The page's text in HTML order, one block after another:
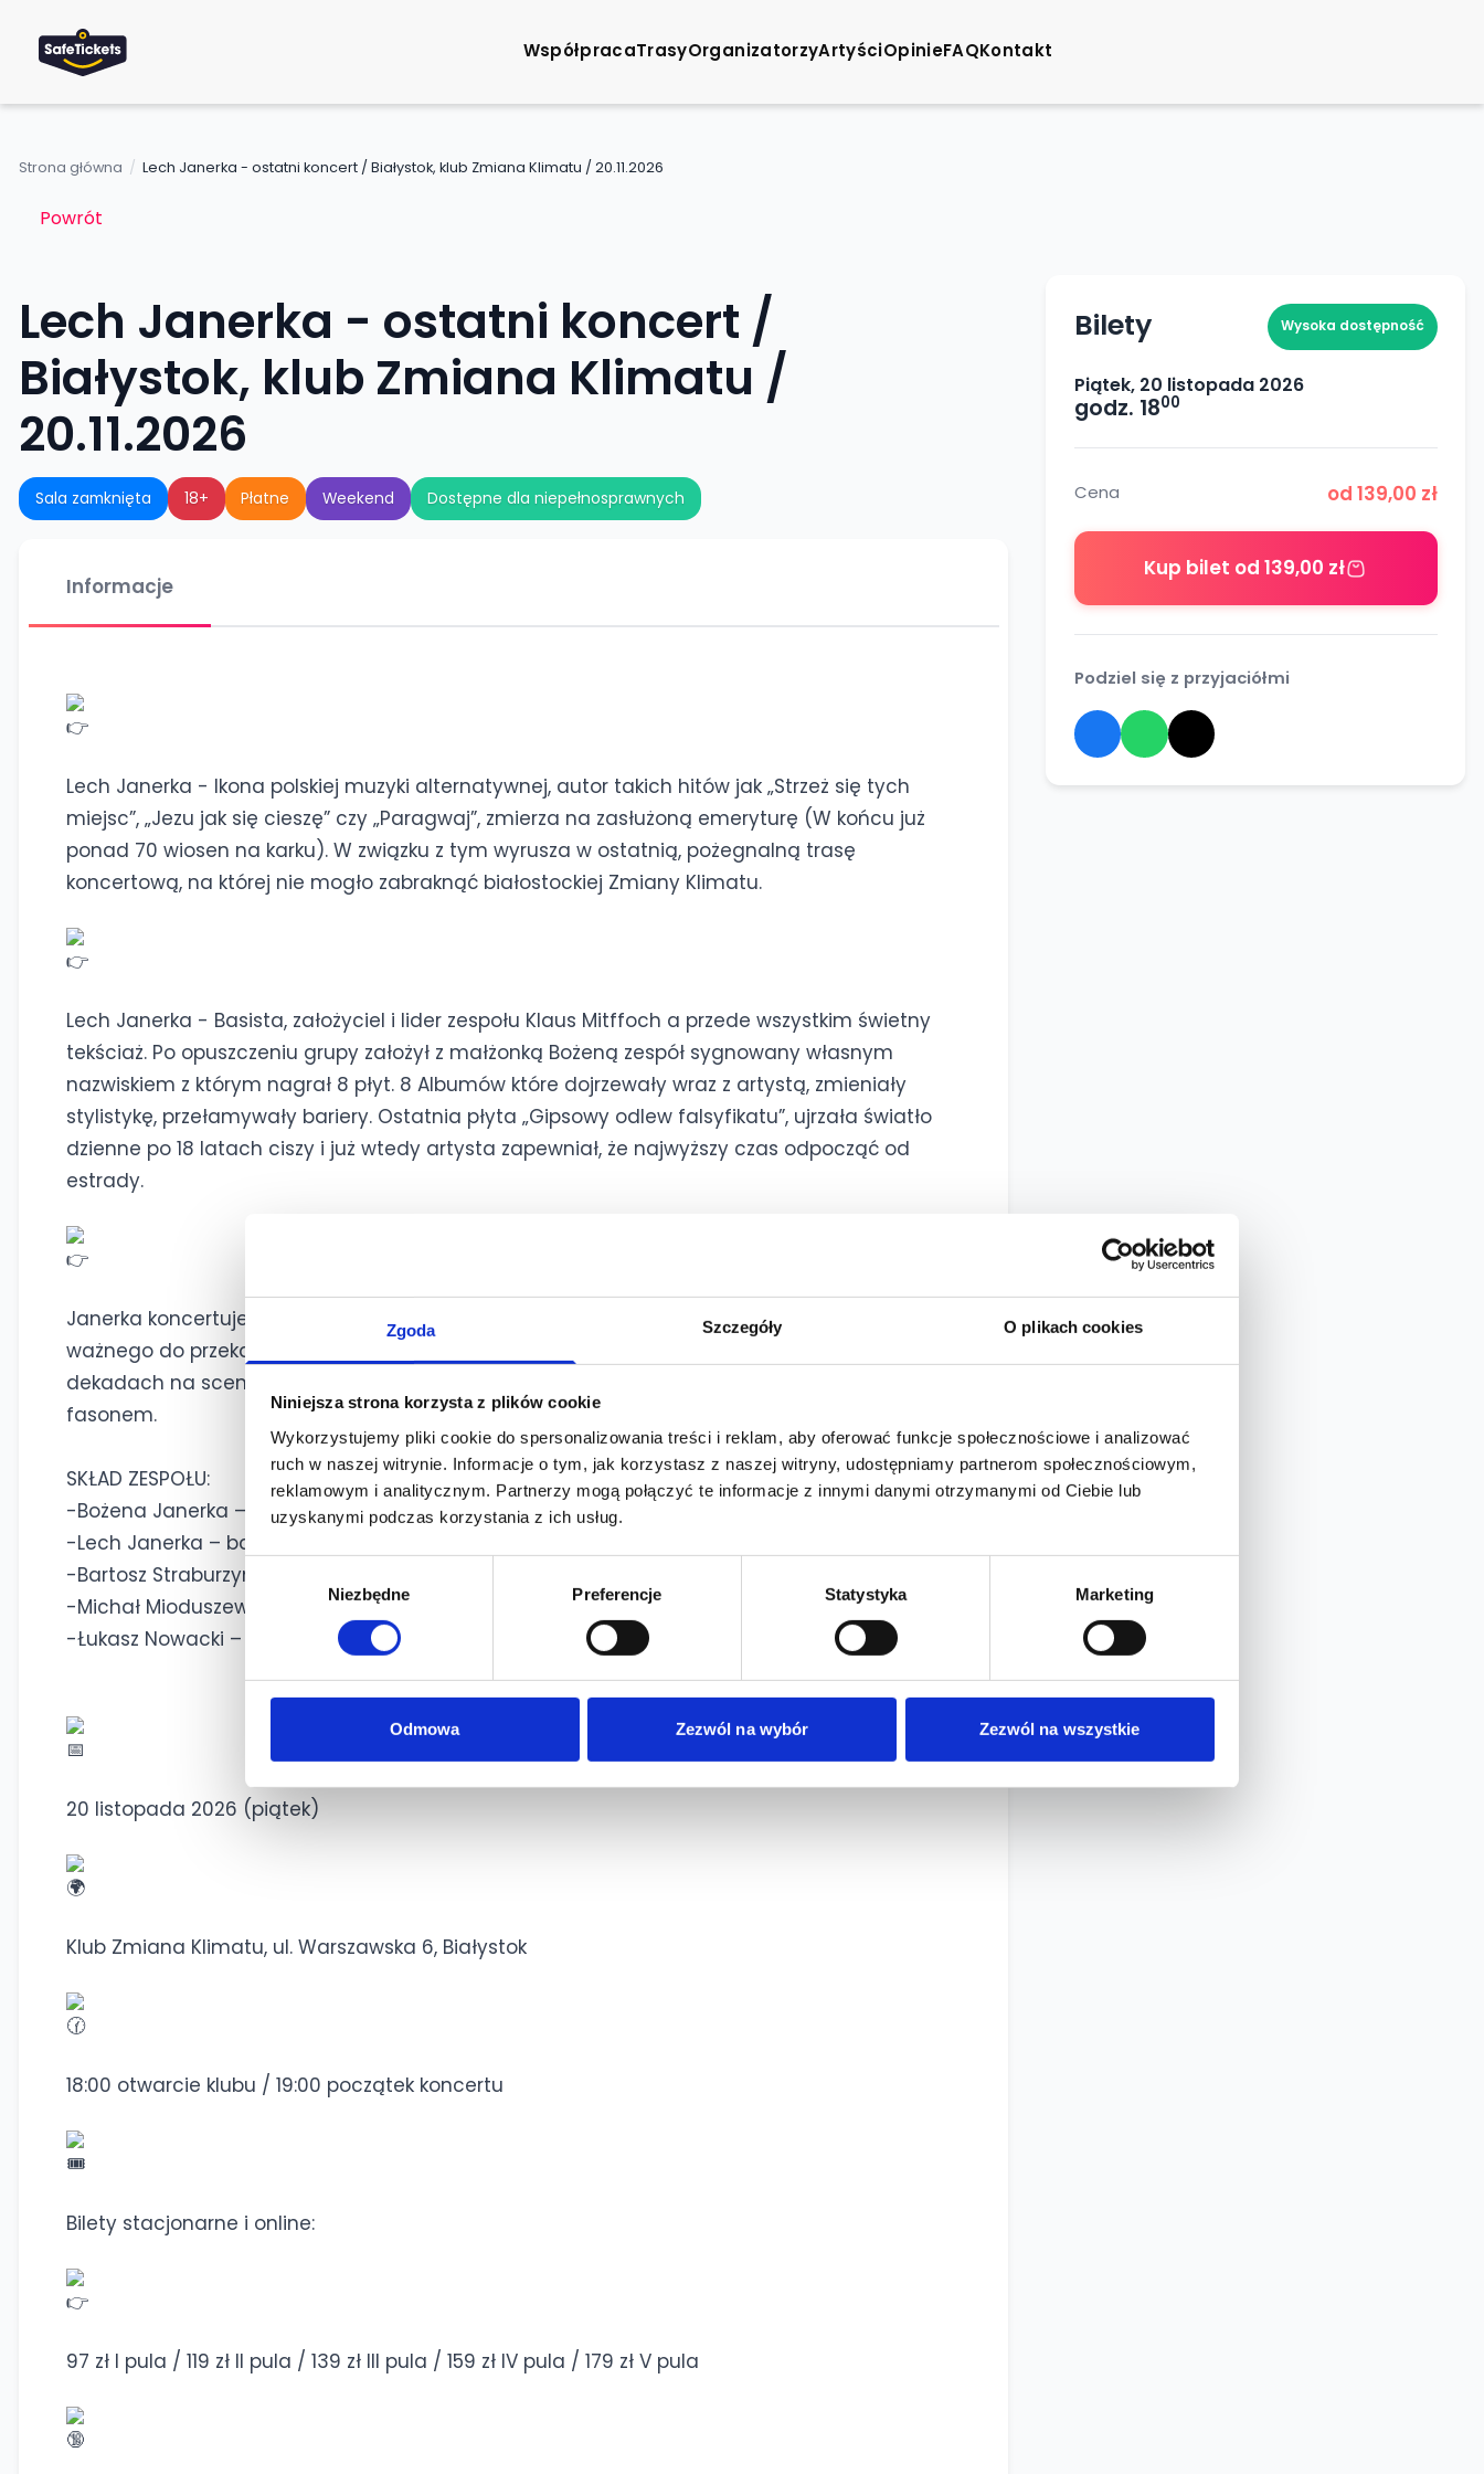
Zgoda Szczegóły O plikach cookies
Niniejsza strona korzysta z plików cookie
Wykorzystujemy pliki cookie do spersonalizowania treści i reklam, aby oferować funkcje społecznościowe i analizować
ruch w naszej witrynie. Informacje o tym, jak korzystasz z naszej witryny, udostępniamy partnerom społecznościowym,
reklamowym i analitycznym. Partnerzy mogą połączyć te informacje z innymi danymi otrzymanymi od Ciebie lub
uzyskanymi podczas korzystania z ich usług.
Wybór
Niezbędne Preferencje Statystyka Marketing
Odmowa Zezwól na wybór Zezwól na wszystkie
WspółpracaTrasyOrganizatorzyArtyściOpinieFAQKontakt
Strona główna / Lech Janerka - ostatni koncert / Białystok, klub Zmiana Klimatu / 20.11.2026
Powrót
Lech Janerka - ostatni koncert /
Białystok, klub Zmiana Klimatu /
20.11.2026
Sala zamknięta 18+ Płatne Weekend Dostępne dla niepełnosprawnych
Informacje
Lech Janerka - Ikona polskiej muzyki alternatywnej, autor takich hitów jak „Strzeż się tych
miejsc”, „Jezu jak się cieszę” czy „Paragwaj”, zmierza na zasłużoną emeryturę (W końcu już
ponad 70 wiosen na karku). W związku z tym wyrusza w ostatnią, pożegnalną trasę
koncertową, na której nie mogło zabraknąć białostockiej Zmiany Klimatu.
Lech Janerka - Basista, założyciel i lider zespołu Klaus Mitffoch a przede wszystkim świetny
tekściaż. Po opuszczeniu grupy założył z małżonką Bożeną zespół sygnowany własnym
nazwiskiem z którym nagrał 8 płyt. 8 Albumów które dojrzewały wraz z artystą, zmieniały
stylistykę, przełamywały bariery. Ostatnia płyta „Gipsowy odlew falsyfikatu”, ujrzała światło
dzienne po 18 latach ciszy i już wtedy artysta zapewniał, że najwyższy czas odpocząć od
estrady.
Janerka koncertuje rzadko, występuje tylko wtedy, kiedy czuje taką potrzebę i ma coś
ważnego do przekazania. Dzięki swojemu bezkompromisowemu podejściu, po ponad czterech
dekadach na scenie, rusza w ostatnią trasę, aby pożegnać się ze swoją publicznością z
fasonem.
SKŁAD ZESPOŁU:
-Bożena Janerka – cello
-Lech Janerka – bas, głos
-Bartosz Straburzyński – gitara, głos
-Michał Mioduszewski – perkusja
-Łukasz Nowacki – reżyseria dźwięku
20 listopada 2026 (piątek)
Klub Zmiana Klimatu, ul. Warszawska 6, Białystok
18:00 otwarcie klubu / 19:00 początek koncertu
Bilety stacjonarne i online:
97 zł I pula / 119 zł II pula / 139 zł III pula / 159 zł IV pula / 179 zł V pula
Bilety Wysoka dostępność
Piątek, 20 listopada 2026
godz. 1800
Cena od 139,00 zł
Kup bilet od 139,00 zł
Podziel się z przyjaciółmi